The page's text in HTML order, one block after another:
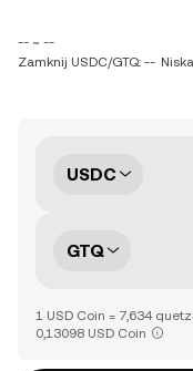
-- ~ --
Zamknij USDC/GTQ: --
USDC
GTQ
1 USD Coin = 7,634
0,13098 USD Coin